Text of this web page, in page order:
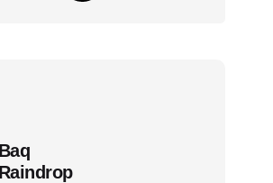
Baq
Raindrop